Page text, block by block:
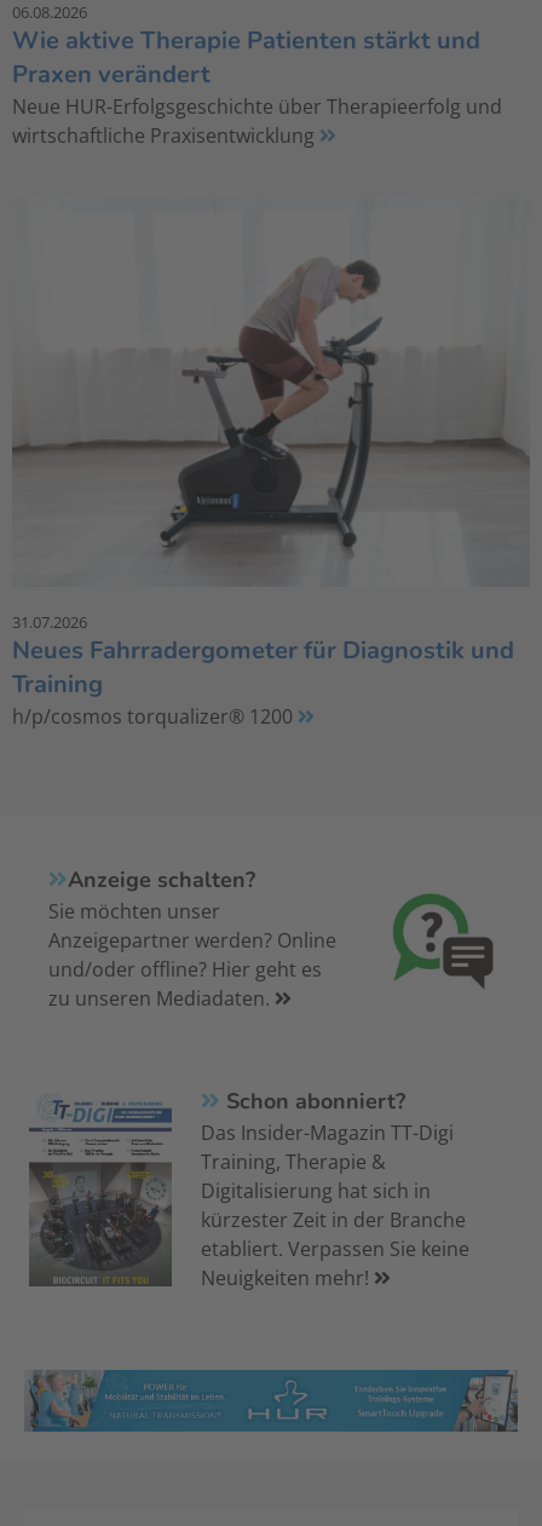
06.08.2026
Wie aktive Therapie Patienten stärkt und
Praxen verändert
Neue HUR-Erfolgsgeschichte über Therapieerfolg und
wirtschaftliche Praxisentwicklung
31.07.2026
Neues Fahrradergometer für Diagnostik und
Training
h/p/cosmos torqualizer® 1200
Anzeige schalten?
Sie möchten unser
Anzeigepartner werden? Online
und/oder offline? Hier geht es
zu unseren Mediadaten.
Schon abonniert?
Das Insider-Magazin TT-Digi
Training, Therapie &
Digitalisierung hat sich in
kürzester Zeit in der Branche
etabliert. Verpassen Sie keine
Neuigkeiten mehr!